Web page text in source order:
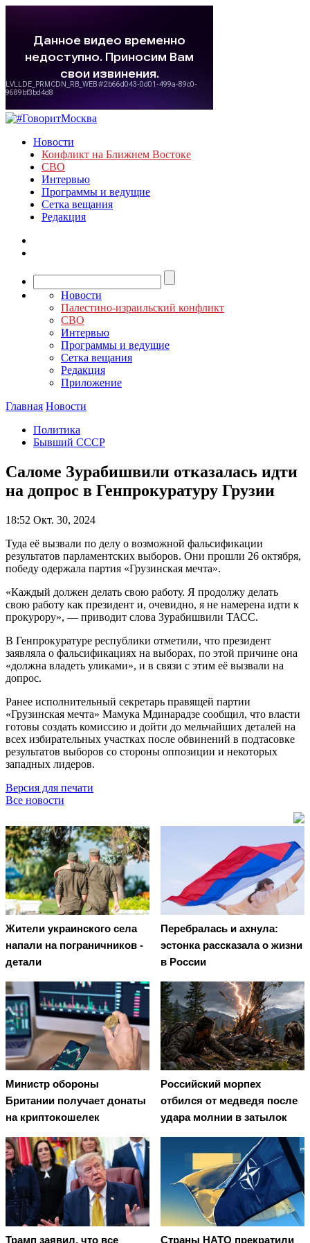
Новости
Конфликт на Ближнем Востоке
СВО
Интервью
Программы и ведущие
Сетка вещания
Редакция
Новости
Палестино-израильский конфликт
СВО
Интервью
Программы и ведущие
Сетка вещания
Редакция
Приложение
Главная Новости
Политика
Бывший СССР
Саломе Зурабишвили отказалась идти
на допрос в Генпрокуратуру Грузии
18:52 Окт. 30, 2024
Туда её вызвали по делу о возможной фальсификации
результатов парламентских выборов. Они прошли 26 октября,
победу одержала партия «Грузинская мечта».
«Каждый должен делать свою работу. Я продолжу делать
свою работу как президент и, очевидно, я не намерена идти к
прокурору», — приводит слова Зурабишвили ТАСС.
В Генпрокуратуре республики отметили, что президент
заявляла о фальсификациях на выборах, по этой причине она
«должна владеть уликами», и в связи с этим её вызвали на
допрос.
Ранее исполнительный секретарь правящей партии
«Грузинская мечта» Мамука Мдинарадзе сообщил, что власти
готовы создать комиссию и дойти до мельчайших деталей на
всех избирательных участках после обвинений в подтасовке
результатов выборов со стороны оппозиции и некоторых
западных лидеров.
Версия для печати
Все новости
Жители украинского села
напали на пограничников -
детали
Перебралась и ахнула:
эстонка рассказала о жизни
в России
Министр обороны
Британии получает донаты
на криптокошелек
Российский морпех
отбился от медведя после
удара молнии в затылок
Трамп заявил, что все Страны НАТО прекратили